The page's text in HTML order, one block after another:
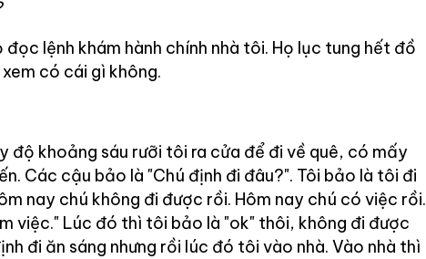
lệnh khám hành chính nhà tôi. Họ lục tung hết đồ
có cái gì không.
độ khoảng sáu rưỡi tôi ra cửa để đi về quê, có mấy
Các cậu bảo là "Chú định đi đâu?". Tôi bảo là tôi đi
nay chú không đi được rồi. Hôm nay chú có việc rồi.
việc." Lúc đó thì tôi bảo là "ok" thôi, không đi được
đi ăn sáng nhưng rồi lúc đó tôi vào nhà. Vào nhà thì